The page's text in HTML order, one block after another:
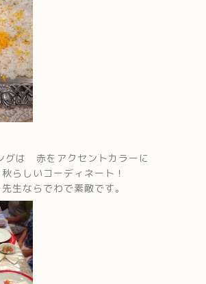
グは 赤をアクセントカラーに
らしいコーディネート！
生ならでわで素敵です。